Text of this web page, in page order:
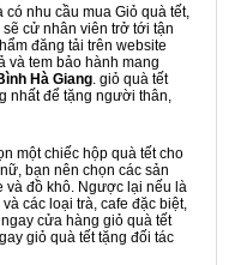
có nhu cầu mua Giỏ quà tết,
cử nhân viên trở tới tận
đăng tải trên website
và tem bảo hành mang
Hà Giang. giỏ quà tết
nhất để tặng người thân,
một chiếc hộp quà tết cho
bạn nên chọn các sản
và đồ khô. Ngược lại nếu là
các loại trà, cafe đặc biệt,
cửa hàng giỏ quà tết
giỏ quà tết tặng đối tác